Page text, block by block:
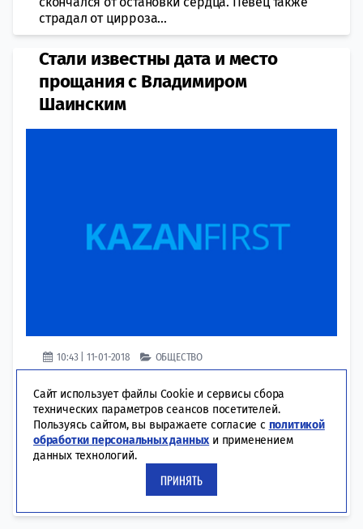
страдал от цирроза...
Стали известны дата и место
прощания с Владимиром
Шаинским
10:43 | 11-01-2018 ОБЩЕСТВО
Прощание с композитором Владимиром
Шаинским пройдет в Центральном Доме
литераторов в Москве, предварительно 16
января, сообщает ТАСС. Сын Шаинского
Вячеслав отметил, что похороны, скорее всего,
состоятся в тот же день. Точная дата будет
зависеть от сроков оформления необходимых
Сайт использует файлы Cookie и сервисы сбора
технических параметров сеансов посетителей.
Пользуясь сайтом, вы выражаете согласие с политикой
обработки персональных данных и применением
данных технологий.
ПРИНЯТЬ